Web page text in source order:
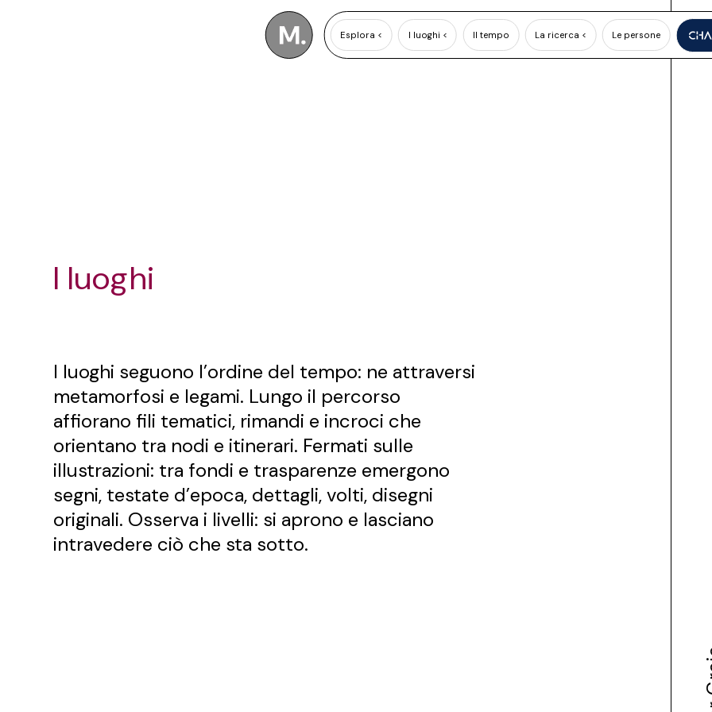
Esplora < I luoghi < Il tempo La ricerca < Le persone
I luoghi
I luoghi seguono l’ordine del tempo: ne attraversi
metamorfosi e legami. Lungo il percorso
affiorano fili tematici, rimandi e incroci che
orientano tra nodi e itinerari. Fermati sulle
illustrazioni: tra fondi e trasparenze emergono
segni, testate d’epoca, dettagli, volti, disegni
originali. Osserva i livelli: si aprono e lasciano
intravedere ciò che sta sotto.